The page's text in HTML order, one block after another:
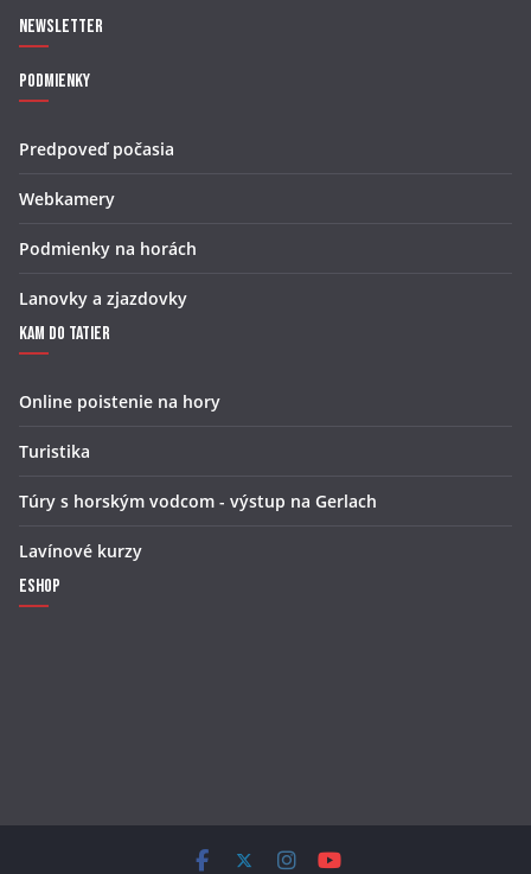
Newsletter
Podmienky
Predpoveď počasia
Webkamery
Podmienky na horách
Lanovky a zjazdovky
Kam do Tatier
Online poistenie na hory
Turistika
Túry s horským vodcom - výstup na Gerlach
Lavínové kurzy
Eshop